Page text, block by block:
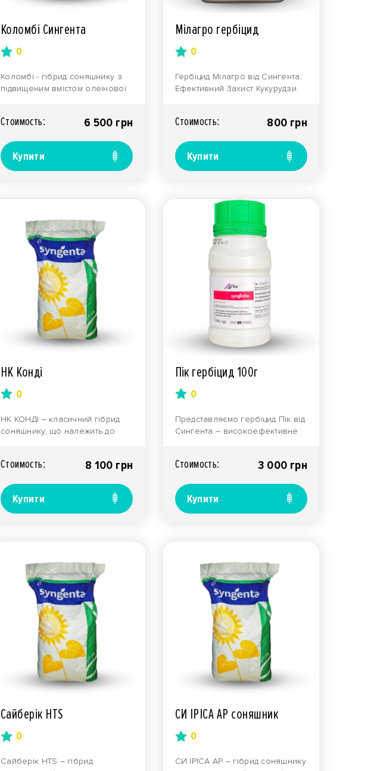
Коломбі Сингента
0
Коломбі - гібрид соняшнику з
підвищеним вмістом олеїнової
Стоимость: 6 500 грн
Купити
Мілагро гербіцид
0
Гербіцид Мілагро від Сингента:
Ефективний Захист Кукурудзи
Стоимость: 800 грн
Купити
НК Конді
0
НК КОНДІ – класичний гібрид
соняшнику, що належить до
Стоимость: 8 100 грн
Купити
Пік гербіцид 100г
0
Представляємо гербіцид Пік від
Сингента – високоефективне
Стоимость: 3 000 грн
Купити
Сайберік HTS
0
Сайберік HTS – гібрид
СИ ІРІСА АР соняшник
0
СИ ІРІСА АР – гібрид соняшнику